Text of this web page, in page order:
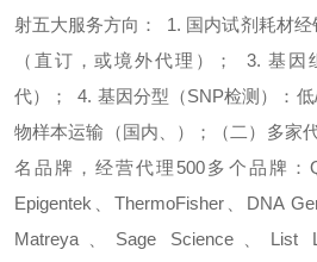
射五大服务方向：
1. 国内试剂耗材经
（直订，或境外代理）；
3. 基因
代）；
4. 基因分型（SNP检测）：低
物样本运输（国内、）；
（ 二 ） 多家
名品牌，经营代理 500多个品牌：
Epigentek
ThermoFisher、 DNA
Matreya
Sage Science List